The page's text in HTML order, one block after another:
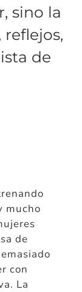
sino la
de
mucho
de
con
La